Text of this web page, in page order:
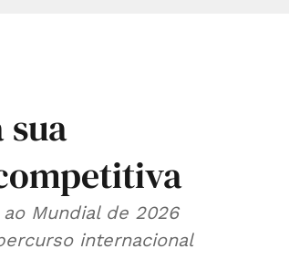
Mundial de 2026
internacional